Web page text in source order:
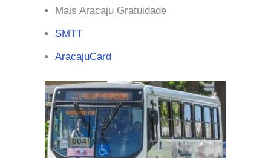
Mais Aracaju Gratuidade
SMTT
AracajuCard